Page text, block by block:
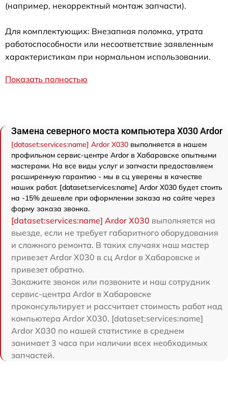
(например, некорректный монтаж запчасти).
Для комплектующих: Внезапная поломка, утрата
работоспособности или несоответствие заявленным
характеристикам при нормальном использовании.
Показать полностью
Замена северного моста компьютера X030 Ardor
[dataset:services:name] Ardor X030 выполняется в нашем
профильном сервис-центре Ardor в Хабаровске опытными
мастерами. На все виды услуг и запчасти предоставляем
расширенную гарантию - мы в сц уверены в качестве
наших работ. [dataset:services:name] Ardor X030 будет стоить
на -15% дешевле при оформлении заказа на сайте через
форму заказа звонка.
[dataset:services:name] Ardor X030 выполняется на
выезде, если не требует габаритного оборудования
и сложного ремонта. В таких случаях наш мастер
привезет Ardor X030 в сц Ardor в Хабаровске и
привезет обратно.
Закажите звонок или позвоните и наш сотрудник
сервис-центра Ardor в Хабаровске
проконсультирует и рассчитает стоимость работ над
компьютера Ardor X030. [dataset:services:name]
Ardor X030 по нашей статистике в среднем
занимает 3 часа при наличии всех необходимых
запчастей.